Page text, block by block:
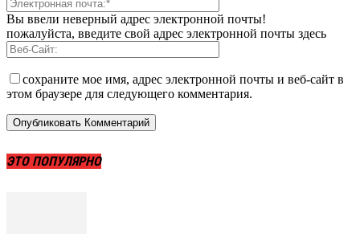
Вы ввели неверный адрес электронной почты!
пожалуйста, введите свой адрес электронной почты здесь
сохраните мое имя, адрес электронной почты и веб-сайт в
этом браузере для следующего комментария.
ЭТО ПОПУЛЯРНО